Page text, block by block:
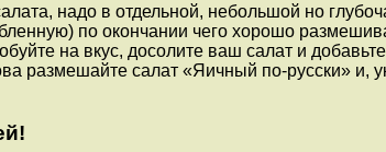
надо в отдельной, небольшой но
по окончании чего хорошо
на вкус, досолите ваш салат и
размешайте салат «Яичный по-русски» и,